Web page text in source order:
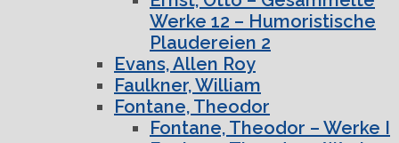
Werke 12 – Humoristische
Plaudereien 2
Evans, Allen Roy
Faulkner, William
Fontane, Theodor
Fontane, Theodor – Werke I